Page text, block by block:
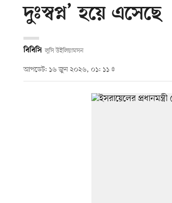
দুঃস্বপ্ন’ হয়ে এসেছে
বিবিসি লুসি উইলিয়ামসন
আপডেট: ১৬ জুন ২০২৬, ০১: ১১